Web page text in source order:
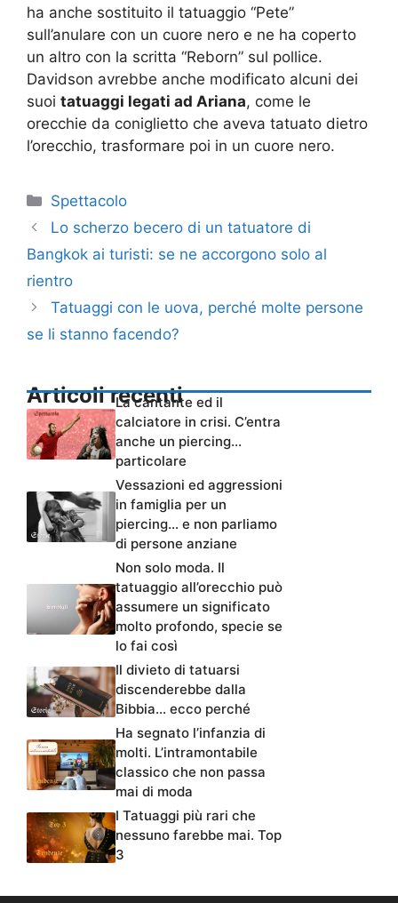
ha anche sostituito il tatuaggio “Pete”
sull’anulare con un cuore nero e ne ha coperto
un altro con la scritta “Reborn” sul pollice.
Davidson avrebbe anche modificato alcuni dei
suoi tatuaggi legati ad Ariana, come le
orecchie da coniglietto che aveva tatuato dietro
l’orecchio, trasformare poi in un cuore nero.
Categorie
Spettacolo
Lo scherzo becero di un tatuatore di
Bangkok ai turisti: se ne accorgono solo al
rientro
Tatuaggi con le uova, perché molte persone
se li stanno facendo?
Articoli recenti
La cantante ed il
calciatore in crisi. C’entra
anche un piercing…
particolare
Vessazioni ed aggressioni
in famiglia per un
piercing… e non parliamo
di persone anziane
Non solo moda. Il
tatuaggio all’orecchio può
assumere un significato
molto profondo, specie se
lo fai così
Il divieto di tatuarsi
discenderebbe dalla
Bibbia… ecco perché
Ha segnato l’infanzia di
molti. L’intramontabile
classico che non passa
mai di moda
I Tatuaggi più rari che
nessuno farebbe mai. Top
3